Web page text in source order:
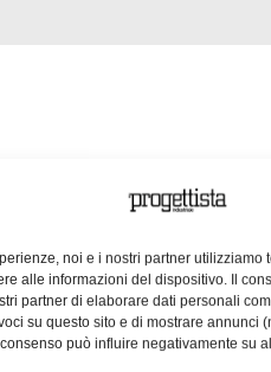
noi e i nostri partner utilizziamo
alle informazioni del dispositivo. Il
partner di elaborare dati personali
su questo sito e di mostrare annunci
può influire negativamente su